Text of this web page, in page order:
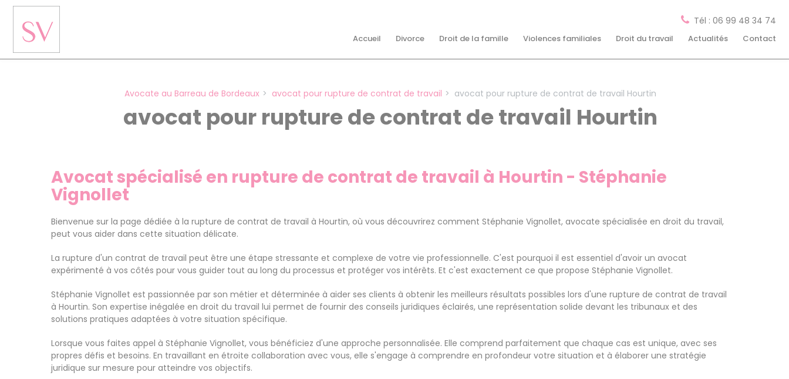
Tél : 06 99 48 34 74
Accueil Divorce Droit de la famille Violences familiales Droit du travail Actualités Contact
Avocate au Barreau de Bordeaux avocat pour rupture de contrat de travail avocat pour rupture de contrat de travail Hourtin
avocat pour rupture de contrat de travail Hourtin
Avocat spécialisé en rupture de contrat de travail à Hourtin - Stéphanie
Vignollet
Bienvenue sur la page dédiée à la rupture de contrat de travail à Hourtin, où vous découvrirez comment Stéphanie Vignollet, avocate spécialisée en droit du travail,
peut vous aider dans cette situation délicate.
La rupture d'un contrat de travail peut être une étape stressante et complexe de votre vie professionnelle. C'est pourquoi il est essentiel d'avoir un avocat
expérimenté à vos côtés pour vous guider tout au long du processus et protéger vos intérêts. Et c'est exactement ce que propose Stéphanie Vignollet.
Stéphanie Vignollet est passionnée par son métier et déterminée à aider ses clients à obtenir les meilleurs résultats possibles lors d'une rupture de contrat de travail
à Hourtin. Son expertise inégalée en droit du travail lui permet de fournir des conseils juridiques éclairés, une représentation solide devant les tribunaux et des
solutions pratiques adaptées à votre situation spécifique.
Lorsque vous faites appel à Stéphanie Vignollet, vous bénéficiez d'une approche personnalisée. Elle comprend parfaitement que chaque cas est unique, avec ses
propres défis et besoins. En travaillant en étroite collaboration avec vous, elle s'engage à comprendre en profondeur votre situation et à élaborer une stratégie
juridique sur mesure pour atteindre vos objectifs.
Panneau de gestion des cookies